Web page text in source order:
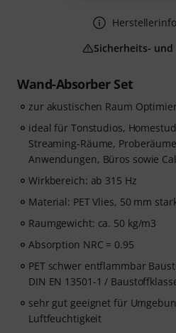
Wand-Absorber Set
zur akustischen Raum
ideal für Tonstudios,
Streaming-Räume,
Anwendungen, Büros sowie
Wirkbereich: ab 315 Hz
Material: PET Vlies, 50 mm
Raumgewicht: ca. 50 kg/m3
Absorption NRC = 0.95
PET schwer entflammbar
DIN EN 13501-1 /
sehr gut geeignet für
Luftfeuchtigkeit
Sicherheits-